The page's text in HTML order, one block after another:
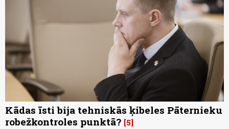
Kādas īsti bija tehniskās ķibeles Pāternieku
robežkontroles punktā? 5